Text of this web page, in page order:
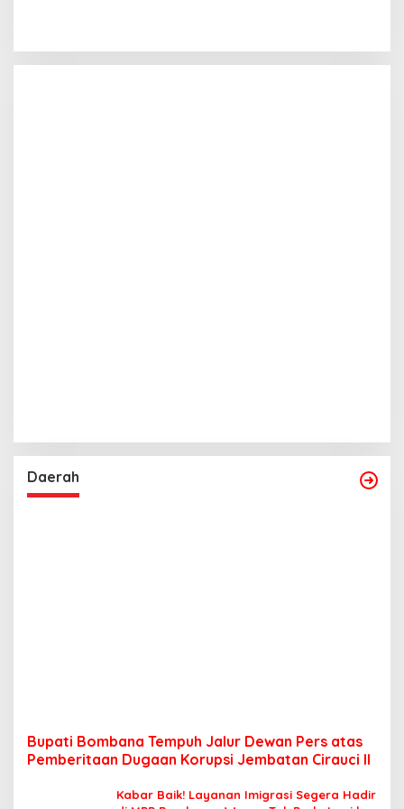
Daerah
Bupati Bombana Tempuh Jalur Dewan Pers atas
Pemberitaan Dugaan Korupsi Jembatan Cirauci II
Kabar Baik! Layanan Imigrasi Segera Hadir